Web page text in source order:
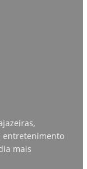
entretenimento
mais